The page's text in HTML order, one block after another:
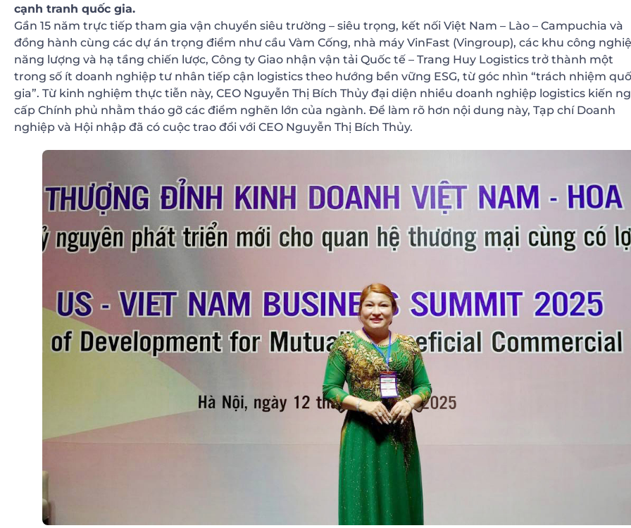
cạnh tranh quốc gia.
Gần 15 năm trực tiếp tham gia vận chuyển siêu trường – siêu trọng, kết nối Việt Nam – Lào – Campuchia và
đồng hành cùng các dự án trọng điểm như cầu Vàm Cống, nhà máy VinFast (Vingroup), các khu công
năng lượng và hạ tầng chiến lược, Công ty Giao nhận vận tải Quốc tế – Trang Huy Logistics trở thành một
trong số ít doanh nghiệp tư nhân tiếp cận logistics theo hướng bền vững ESG, từ góc nhìn “trách nhiệm
gia”. Từ kinh nghiệm thực tiễn này, CEO Nguyễn Thị Bích Thủy đại diện nhiều doanh nghiệp logistics kiến
cấp Chính phủ nhằm tháo gỡ các điểm nghẽn lớn của ngành. Để làm rõ hơn nội dung này, Tạp chí Doanh
nghiệp và Hội nhập đã có cuộc trao đổi với CEO Nguyễn Thị Bích Thủy.